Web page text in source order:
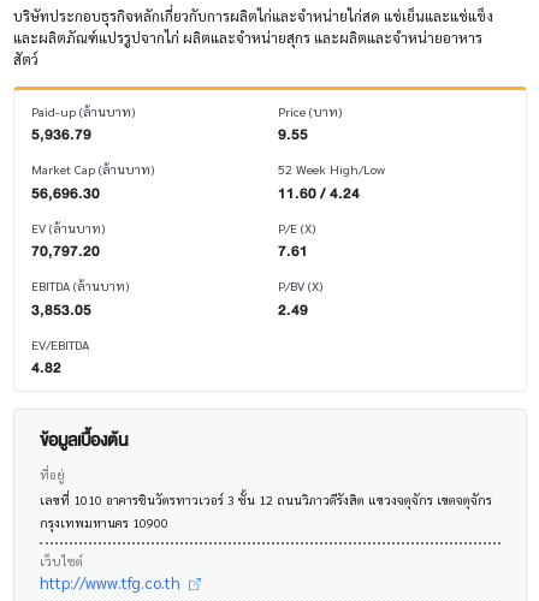
บริษัทประกอบธุรกิจหลักเกี่ยวกับการผลิตไก่และจำหน่ายไก่สด แช่เย็นและแช่แข็ง
และผลิตภัณฑ์แปรรูปจากไก่ ผลิตและจำหน่ายสุกร และผลิตและจำหน่ายอาหาร
สัตว์
Paid-up (ล้านบาท)
5,936.79
Market Cap (ล้านบาท)
56,696.30
EV (ล้านบาท)
70,797.20
EBITDA (ล้านบาท)
3,853.05
EV/EBITDA
4.82
Price (บาท)
9.55
52 Week High/Low
11.60 / 4.24
P/E (X)
7.61
P/BV (X)
2.49
ข้อมูลเบื้องต้น
ที่อยู่
เลขที่ 1010 อาคารชินวัตรทาวเวอร์ 3 ชั้น 12 ถนนวิภาวดีรังสิต แขวงจตุจักร เขตจตุจักร
กรุงเทพมหานคร 10900
เว็บไซต์
http://www.tfg.co.th